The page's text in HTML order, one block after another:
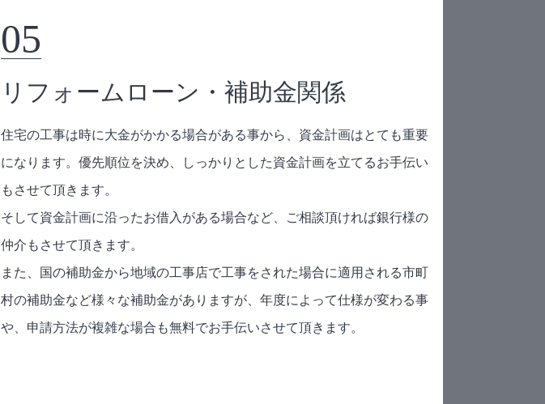
05
リフォームローン・補助金関係
住宅の工事は時に大金がかかる場合がある事から、資金計画はとても重要
になります。優先順位を決め、しっかりとした資金計画を立てるお手伝い
もさせて頂きます。
そして資金計画に沿ったお借入がある場合など、ご相談頂ければ銀行様の
仲介もさせて頂きます。
また、国の補助金から地域の工事店で工事をされた場合に適用される市町
村の補助金など様々な補助金がありますが、年度によって仕様が変わる事
や、申請方法が複雑な場合も無料でお手伝いさせて頂きます。